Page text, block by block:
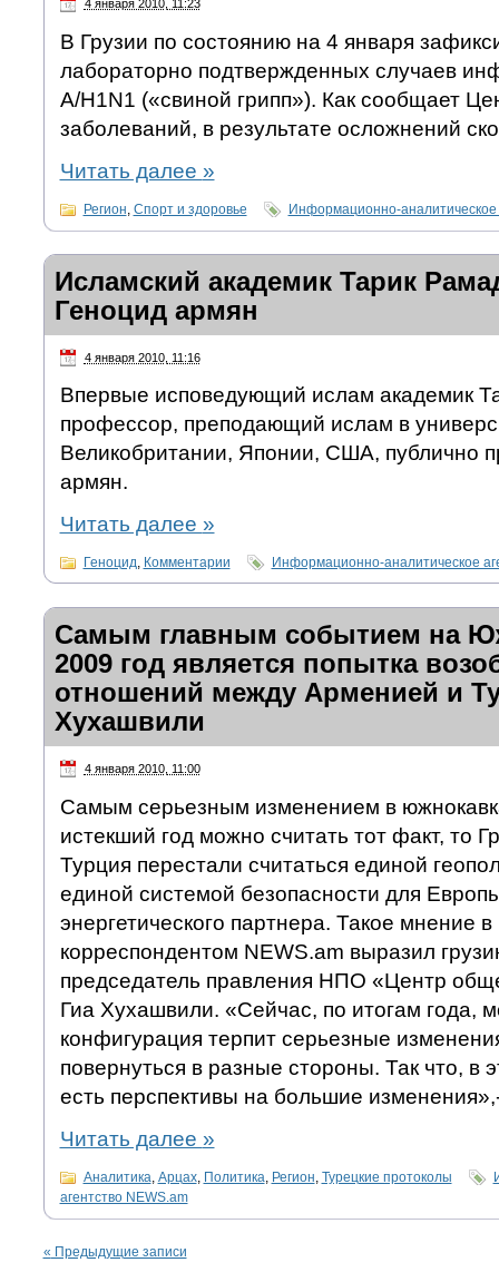
4 января 2010, 11:23
В Грузии по состоянию на 4 января
лабораторно подтвержденных случаев
A/H1N1 («свиной грипп»). Как сообщает
заболеваний, в результате осложнений
Читать далее »
Регион Спорт и здоровье Информационно-аналитическое
Исламский академик Тарик
Геноцид армян
4 января 2010, 11:16
Впервые исповедующий ислам академик
профессор, преподающий ислам в
Великобритании, Японии, США, публично
армян.
Читать далее »
Геноцид, Комментарии Информационно-аналитическое
Самым главным событием на
2009 год является попытка
отношений между Арменией и
Хухашвили
4 января 2010, 11:00
Самым серьезным изменением в
истекший год можно считать тот факт, то
Турция перестали считаться единой
единой системой безопасности для
энергетического партнера. Такое мнение
корреспондентом NEWS.am выразил
председатель правления НПО «Центр
Гиа Хухашвили. «Сейчас, по итогам года,
конфигурация терпит серьезные
повернуться в разные стороны. Так что, в
есть перспективы на большие
Читать далее »
Аналитика, Арцах, Политика, Регион, Турецкие протоколы
агентство NEWS.am
« Предыдущие записи